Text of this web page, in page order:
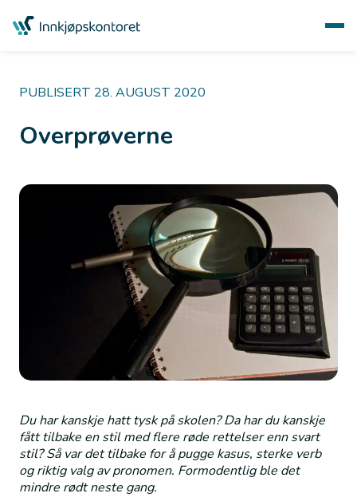
PUBLISERT 28. AUGUST 2020
Overprøverne
Du har kanskje hatt tysk på skolen? Da har du kanskje
fått tilbake en stil med flere røde rettelser enn svart
stil? Så var det tilbake for å pugge kasus, sterke verb
og riktig valg av pronomen. Formodentlig ble det
mindre rødt neste gang.